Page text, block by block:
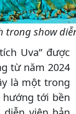
trong show
Uva” được
từ năm 2024
là một trong
tới bền